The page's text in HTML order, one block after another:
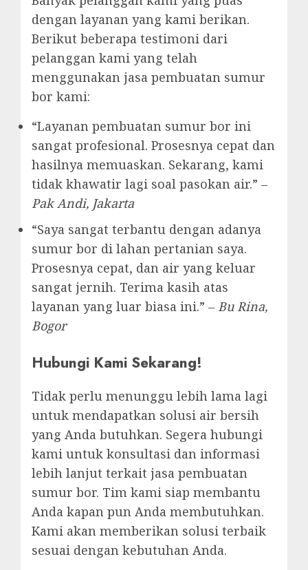
dengan layanan yang kami berikan.
Berikut beberapa testimoni dari
pelanggan kami yang telah
menggunakan jasa pembuatan sumur
bor kami:
“Layanan pembuatan sumur bor ini
sangat profesional. Prosesnya cepat dan
hasilnya memuaskan. Sekarang, kami
tidak khawatir lagi soal pasokan air.” –
Pak Andi, Jakarta
“Saya sangat terbantu dengan adanya
sumur bor di lahan pertanian saya.
Prosesnya cepat, dan air yang keluar
sangat jernih. Terima kasih atas
layanan yang luar biasa ini.” – Bu Rina,
Bogor
Hubungi Kami Sekarang!
Tidak perlu menunggu lebih lama lagi
untuk mendapatkan solusi air bersih
yang Anda butuhkan. Segera hubungi
kami untuk konsultasi dan informasi
lebih lanjut terkait jasa pembuatan
sumur bor. Tim kami siap membantu
Anda kapan pun Anda membutuhkan.
Kami akan memberikan solusi terbaik
sesuai dengan kebutuhan Anda.